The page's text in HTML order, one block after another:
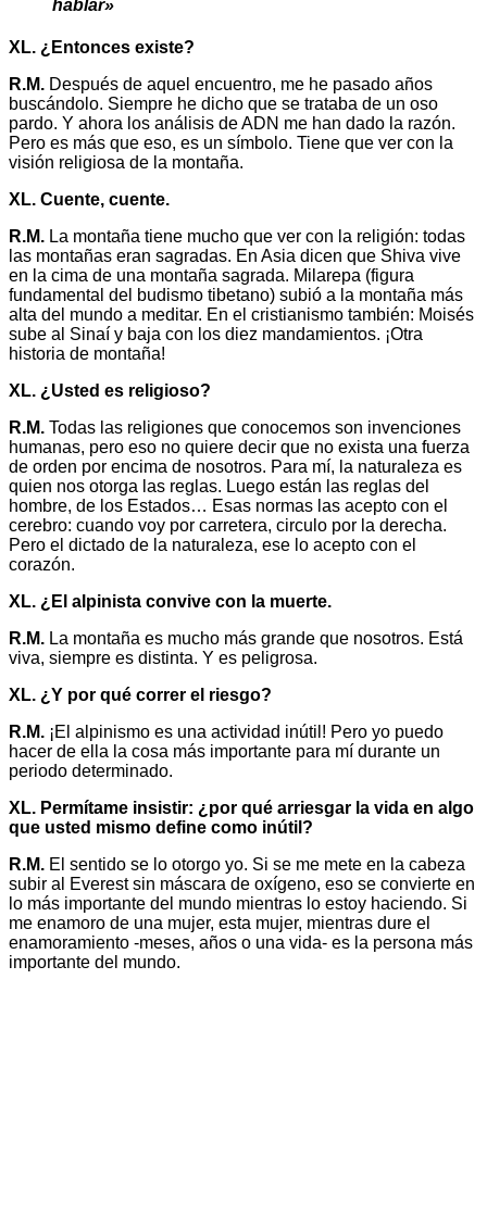
hablar»
XL. ¿Entonces existe?
R.M. Después de aquel encuentro, me he pasado años
buscándolo. Siempre he dicho que se trataba de un oso
pardo. Y ahora los análisis de ADN me han dado la razón.
Pero es más que eso, es un símbolo. Tiene que ver con la
visión religiosa de la montaña.
XL. Cuente, cuente.
R.M. La montaña tiene mucho que ver con la religión: todas
las montañas eran sagradas. En Asia dicen que Shiva vive
en la cima de una montaña sagrada. Milarepa (figura
fundamental del budismo tibetano) subió a la montaña más
alta del mundo a meditar. En el cristianismo también: Moisés
sube al Sinaí y baja con los diez mandamientos. ¡Otra
historia de montaña!
XL. ¿Usted es religioso?
R.M. Todas las religiones que conocemos son invenciones
humanas, pero eso no quiere decir que no exista una fuerza
de orden por encima de nosotros. Para mí, la naturaleza es
quien nos otorga las reglas. Luego están las reglas del
hombre, de los Estados… Esas normas las acepto con el
cerebro: cuando voy por carretera, circulo por la derecha.
Pero el dictado de la naturaleza, ese lo acepto con el
corazón.
XL. ¿El alpinista convive con la muerte.
R.M. La montaña es mucho más grande que nosotros. Está
viva, siempre es distinta. Y es peligrosa.
XL. ¿Y por qué correr el riesgo?
R.M. ¡El alpinismo es una actividad inútil! Pero yo puedo
hacer de ella la cosa más importante para mí durante un
periodo determinado.
XL. Permítame insistir: ¿por qué arriesgar la vida en algo
que usted mismo define como inútil?
R.M. El sentido se lo otorgo yo. Si se me mete en la cabeza
subir al Everest sin máscara de oxígeno, eso se convierte en
lo más importante del mundo mientras lo estoy haciendo. Si
me enamoro de una mujer, esta mujer, mientras dure el
enamoramiento -meses, años o una vida- es la persona más
importante del mundo.